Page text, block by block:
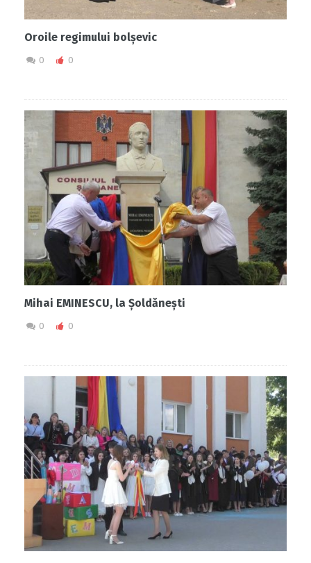
Oroile regimului bolșevic
0 0
Mihai EMINESCU, la Șoldănești
0 0